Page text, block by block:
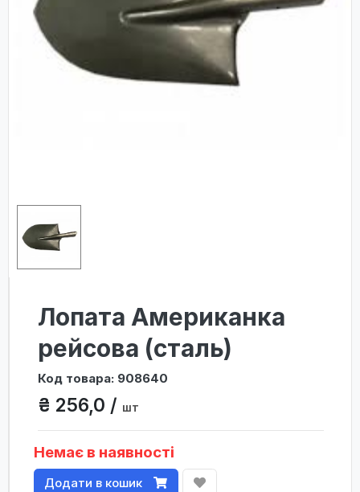
Лопата Американка
рейсова (сталь)
Код товара: 908640
₴ 256,0 / шт
Немає в наявності
Додати в кошик